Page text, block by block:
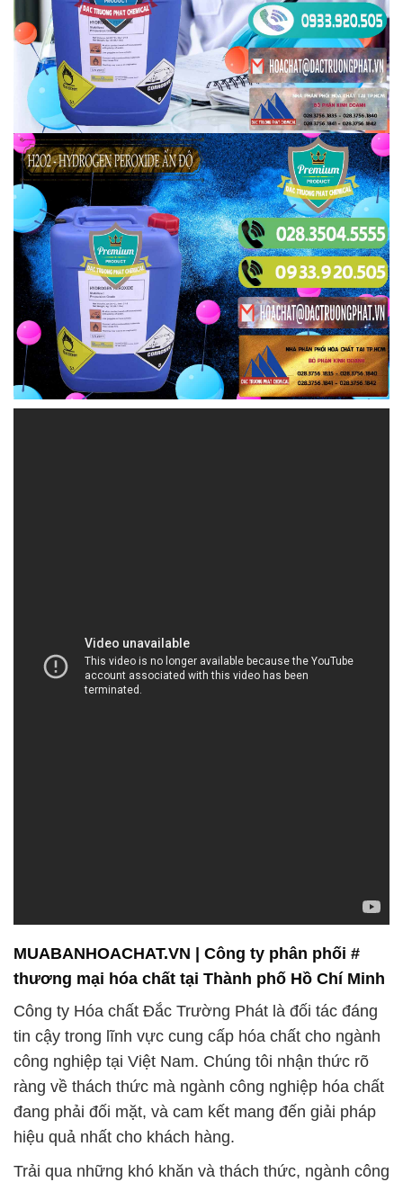
MUABANHOACHAT.VN | Công ty phân phối #
thương mại hóa chất tại Thành phố Hồ Chí Minh
Công ty Hóa chất Đắc Trường Phát là đối tác đáng
tin cậy trong lĩnh vực cung cấp hóa chất cho ngành
công nghiệp tại Việt Nam. Chúng tôi nhận thức rõ
ràng về thách thức mà ngành công nghiệp hóa chất
đang phải đối mặt, và cam kết mang đến giải pháp
hiệu quả nhất cho khách hàng.
Trải qua những khó khăn và thách thức, ngành công